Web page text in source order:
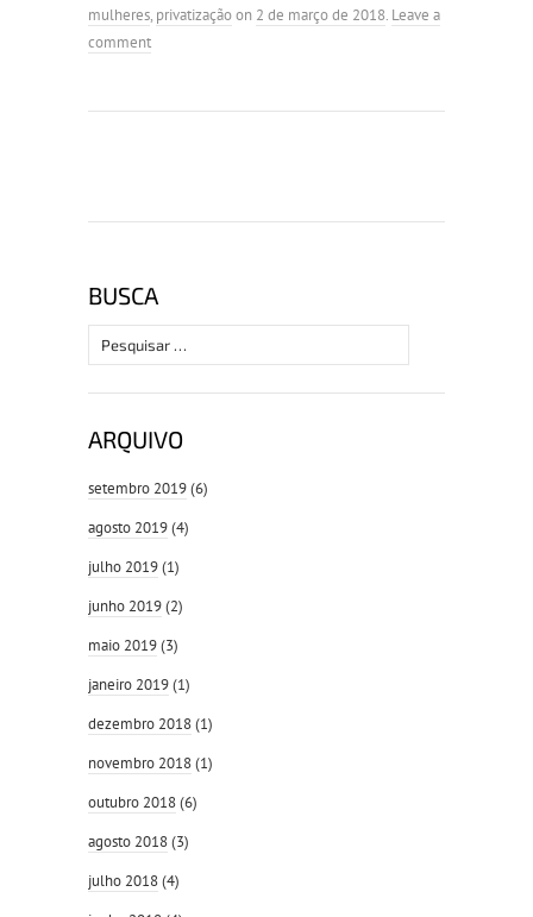
mulheres, privatizaçãoon 2 de março de 2018. Leave a
comment
BUSCA
Pesquisar
por:
ARQUIVO
setembro 2019(6)
agosto 2019(4)
julho 2019(1)
junho 2019(2)
maio 2019(3)
janeiro 2019(1)
dezembro 2018(1)
novembro 2018(1)
outubro 2018(6)
agosto 2018(3)
julho 2018(4)